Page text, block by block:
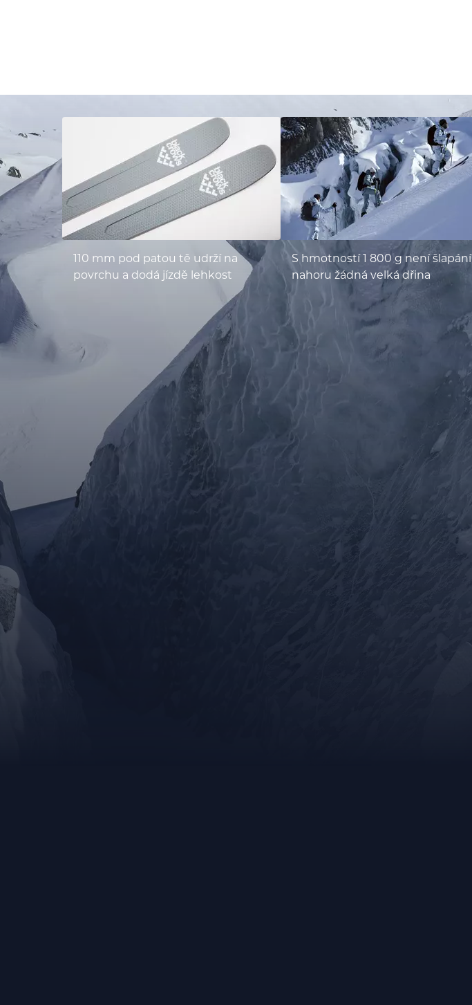
110 mm pod patou tě udrží na
povrchu a dodá jízdě lehkost
S hmotností 1 800 g není šlapání
nahoru žádná velká dřina